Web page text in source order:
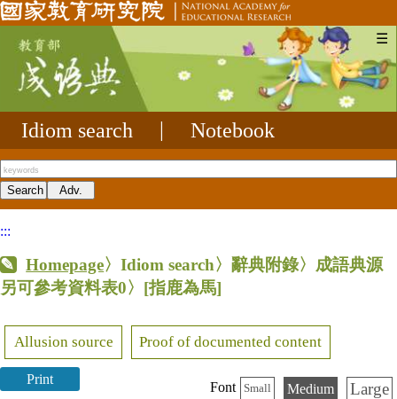
☰
Idiom search Notebook
:::
Homepage〉Idiom search〉辭典附錄〉成語典源
另可參考資料表0〉 [指鹿為馬]
Allusion source Proof of documented content
Print
Font Small Medium Large